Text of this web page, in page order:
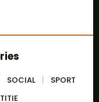
SOCIAL
SPORT